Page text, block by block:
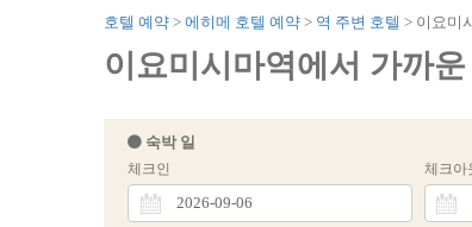
호텔 예약 에히메 호텔 예약 역 주변 호텔 이요미
이요미시마역에서 가까
숙박 일
체크인 체크아